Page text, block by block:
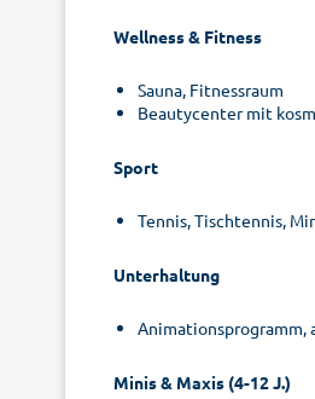
Wellness & Fitness
Sauna, Fitnessraum
Beautycenter mit
Sport
Tennis, Tischtennis,
Unterhaltung
Animationsprogramm,
Minis & Maxis (4-12 J.)